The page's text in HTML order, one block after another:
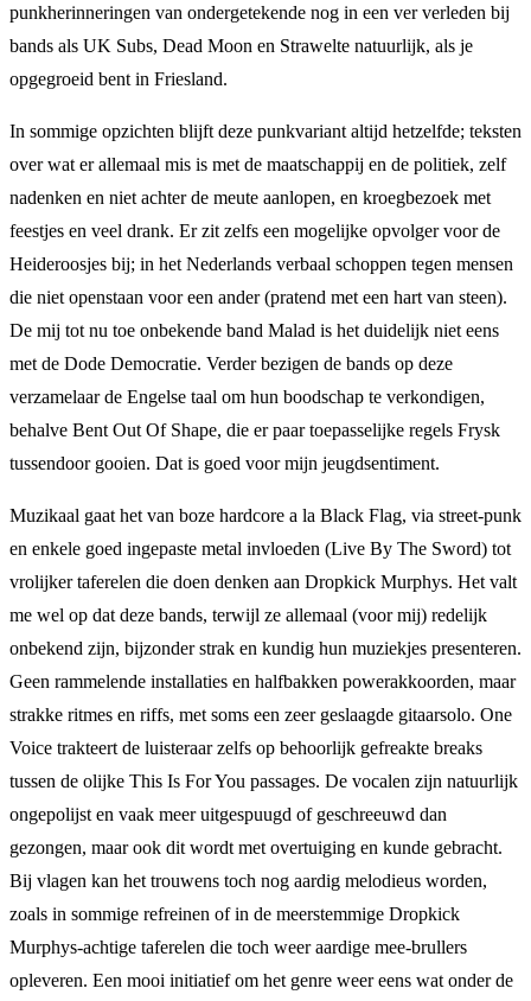
punkherinneringen van ondergetekende nog in een ver verleden bij
bands als UK Subs, Dead Moon en Strawelte natuurlijk, als je
opgegroeid bent in Friesland.
In sommige opzichten blijft deze punkvariant altijd hetzelfde; teksten
over wat er allemaal mis is met de maatschappij en de politiek, zelf
nadenken en niet achter de meute aanlopen, en kroegbezoek met
feestjes en veel drank. Er zit zelfs een mogelijke opvolger voor de
Heideroosjes bij; in het Nederlands verbaal schoppen tegen mensen
die niet openstaan voor een ander (pratend met een hart van steen).
De mij tot nu toe onbekende band Malad is het duidelijk niet eens
met de Dode Democratie. Verder bezigen de bands op deze
verzamelaar de Engelse taal om hun boodschap te verkondigen,
behalve Bent Out Of Shape, die er paar toepasselijke regels Frysk
tussendoor gooien. Dat is goed voor mijn jeugdsentiment.
Muzikaal gaat het van boze hardcore a la Black Flag, via street-punk
en enkele goed ingepaste metal invloeden (Live By The Sword) tot
vrolijker taferelen die doen denken aan Dropkick Murphys. Het valt
me wel op dat deze bands, terwijl ze allemaal (voor mij) redelijk
onbekend zijn, bijzonder strak en kundig hun muziekjes presenteren.
Geen rammelende installaties en halfbakken powerakkoorden, maar
strakke ritmes en riffs, met soms een zeer geslaagde gitaarsolo. One
Voice trakteert de luisteraar zelfs op behoorlijk gefreakte breaks
tussen de olijke This Is For You passages. De vocalen zijn natuurlijk
ongepolijst en vaak meer uitgespuugd of geschreeuwd dan
gezongen, maar ook dit wordt met overtuiging en kunde gebracht.
Bij vlagen kan het trouwens toch nog aardig melodieus worden,
zoals in sommige refreinen of in de meerstemmige Dropkick
Murphys-achtige taferelen die toch weer aardige mee-brullers
opleveren. Een mooi initiatief om het genre weer eens wat onder de